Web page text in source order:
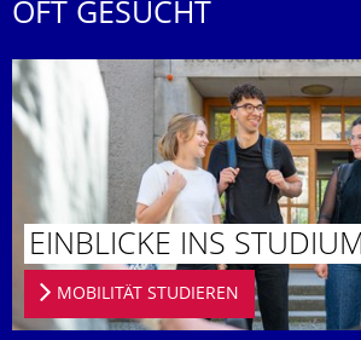
OFT GESUCHT
EINBLICKE INS STUDIUM
MOBILITÄT STUDIEREN